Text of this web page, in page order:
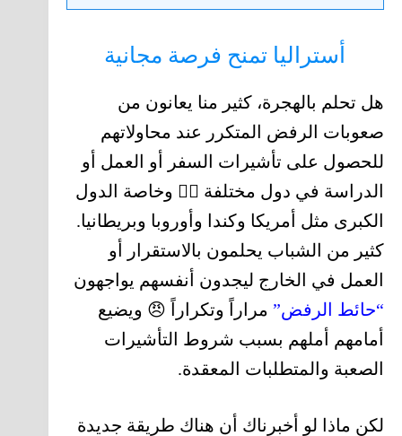
أستراليا تمنح فرصة مجانية
هل تحلم بالهجرة، كثير منا يعانون من
صعوبات الرفض المتكرر عند محاولاتهم
للحصول على تأشيرات السفر أو العمل أو
الدراسة في دول مختلفة 🤷‍♂️ وخاصة الدول
الكبرى مثل أمريكا وكندا وأوروبا وبريطانيا.
كثير من الشباب يحلمون بالاستقرار أو
العمل في الخارج ليجدون أنفسهم يواجهون
“حائط الرفض” مراراً وتكراراً 😠 ويضيع
أمامهم أملهم بسبب شروط التأشيرات
الصعبة والمتطلبات المعقدة.
لكن ماذا لو أخبرناك أن هناك طريقة جديدة